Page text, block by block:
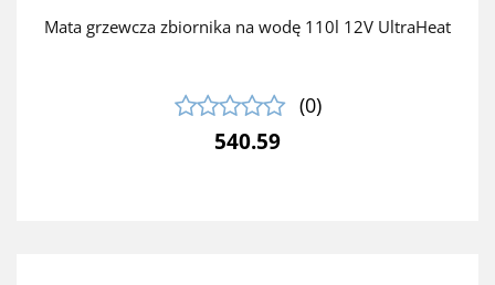
Mata grzewcza zbiornika na wodę 110l 12V UltraHeat
(0)
540.59